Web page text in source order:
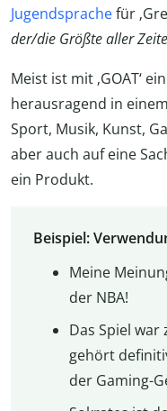
Jugendsprachefür
der/die Größte aller
Meist ist mit ‚GOAT‘
herausragend in
Sport, Musik, Kunst,
aber auch auf eine
ein Produkt.
Beispiel:
Meine
der NBA!
Das Spiel
gehört
der Gaming-